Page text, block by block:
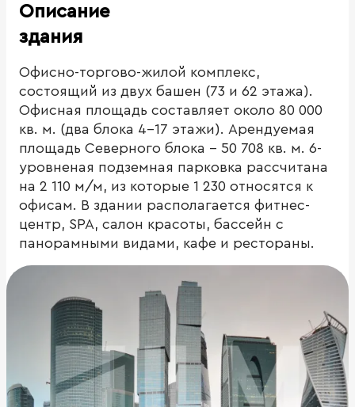
Описание
здания
Офисно-торгово-жилой комплекс,
состоящий из двух башен (73 и 62 этажа).
Офисная площадь составляет около 80 000
кв. м. (два блока 4-17 этажи). Арендуемая
площадь Северного блока - 50 708 кв. м. 6-
уровненая подземная парковка рассчитана
на 2 110 м/м, из которые 1 230 относятся к
офисам. В здании располагается фитнес-
центр, SPA, салон красоты, бассейн с
панорамными видами, кафе и рестораны.